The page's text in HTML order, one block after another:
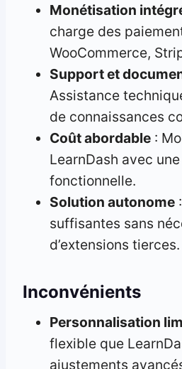
Monétisation
charge des
WooCommerce,
Support et
Assistance
de connaissances
Coût abordable :
LearnDash avec
fonctionnelle.
Solution autonome
suffisantes sans
d’extensions tierces.
Inconvénients
Personnalisation
flexible que
ajustements